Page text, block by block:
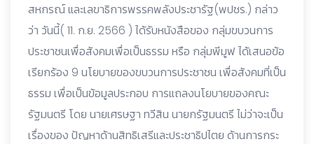
สหกรณ์ และเลขาธิการพรรคพลังประชารัฐ(พปชร.) กล่าว
ว่า วันนี้( 11. ก.ย. 2566 ) ได้รับหนังสือของ กลุ่มขบวนการ
ประชาชนเพื่อสังคมเพื่อเป็นธรรม หรือ กลุ่มพีมูฟ ได้เสนอข้อ
เรียกร้อง 9 นโยบายของขบวนการประชาชน เพื่อสังคมที่เป็น
ธรรม เพื่อเป็นข้อมูลประกอบ การแถลงนโยบายของคณะ
รัฐมนตรี โดย นายเศรษฐา ทวีสิน นายกรัฐมนตรี ไม่ว่าจะเป็น
เรื่องของ ปัญหาด้านสิทธิเสรีและประชาธิปไตย ด้านการกระ